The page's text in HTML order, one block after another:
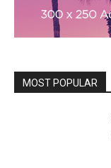
MOST POPULAR